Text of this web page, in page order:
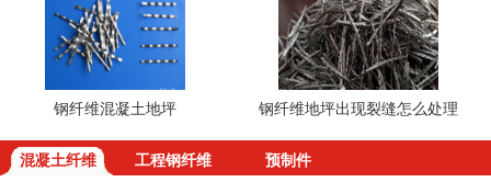
钢纤维混凝土地坪 钢纤维地坪出现裂缝怎么处理
混凝土纤维 工程钢纤维 预制件